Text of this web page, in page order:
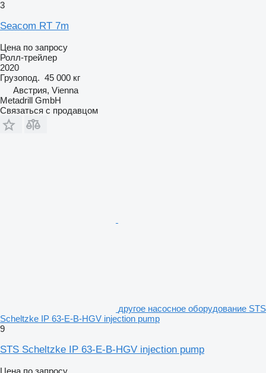
3
Seacom RT 7m
Цена по запросу
Ролл-трейлер
2020
Грузопод. 45 000 кг
Австрия, Vienna
Metadrill GmbH
Связаться с продавцом
другое насосное оборудование STS
Scheltzke IP 63-E-B-HGV injection pump
9
STS Scheltzke IP 63-E-B-HGV injection pump
Цена по запросу